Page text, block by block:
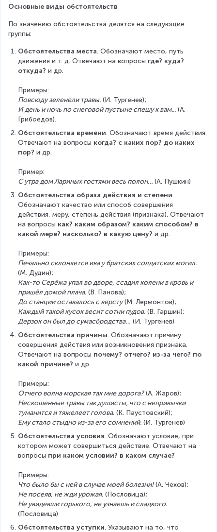
Основные виды обстоятельств
По значению обстоятельства делятся на следующие
группы:
Обстоятельства места. Обозначают место, путь
движения и т. д. Отвечают на вопросы где? куда?
откуда? и др.
Примеры:
Повсюду зеленели травы. (И. Тургенев);
И день и ночь по снеговой пустыне спешу к вам... (А.
Грибоедов).
Обстоятельства времени. Обозначают время действия.
Отвечают на вопросы когда? с каких пор? до каких
пор? и др.
Пример:
С утра дом Лариных гостями весь полон… (А. Пушкин)
Обстоятельства образа действия и степени.
Обозначают качество или способ совершения
действия, меру, степень действия (признака). Отвечают
на вопросы как? каким образом? каким способом? в
какой мере? насколько? в какую цену? и др.
Примеры:
Печально склоняется ива у братских солдатских могил.
(М. Дудин);
Как-то Серёжа упал во дворе, ссадил колени в кровь и
пришёл домой плача. (В. Панова);
До станции оставалось с версту (М. Лермонтов);
Каждый такой кусок весит сотни пудов. (В. Гаршин);
Дерзок он был до сумасбродства… (И. Тургенев)
Обстоятельства причины. Обозначают причину
совершения действия или возникновения признака.
Отвечают на вопросы почему? отчего? из-за чего? по
какой причине? и др.
Примеры:
Отчего волна морская так мне дорога? (А. Жаров);
Нескошенные травы так душисты, что с непривычки
туманится и тяжелеет голова. (К. Паустовский);
Ему стало стыдно из-за его сомнений. (И. Тургенев)
Обстоятельства условия. Обозначают условие, при
котором может совершиться действие. Отвечают на
вопросы при каком условии? в каком случае?
Примеры:
Что было бы с ней в случае моей болезни! (А. Чехов);
Не посеяв, не жди урожая. (Пословица);
Не увидевши горького, не узнаешь и сладкого.
(Пословица)
Обстоятельства уступки. Указывают на то, что